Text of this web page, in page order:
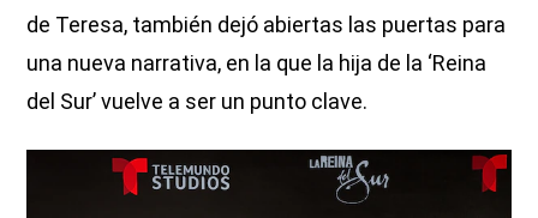
de Teresa, también dejó abiertas las puertas para
una nueva narrativa, en la que la hija de la ‘Reina
del Sur’ vuelve a ser un punto clave.